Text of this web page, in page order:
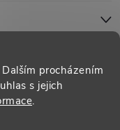
procházením
s jejich
.
vyhrazena.